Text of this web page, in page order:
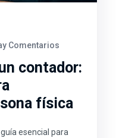
Comentarios
contador:
física
esencial para